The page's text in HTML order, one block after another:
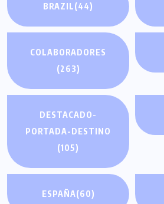
BRAZIL(44)
COLABORADORES
(263)
DESTACADO-
PORTADA-DESTINO
(105)
ESPAÑA(60)